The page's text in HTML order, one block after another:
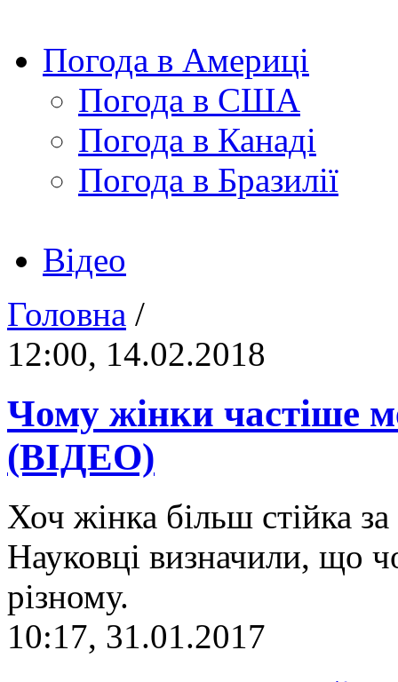
Погода в Америці
Погода в США
Погода в Канаді
Погода в Бразилії
Відео
Головна /
12:00, 14.02.2018
Чому жінки частіше
(ВІДЕО)
Хоч жінка більш стійка
Науковці визначили, що
різному.
10:17, 31.01.2017